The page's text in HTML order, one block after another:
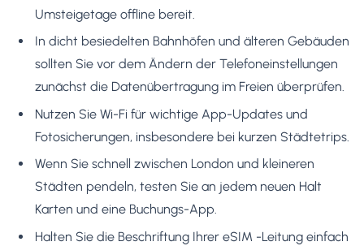
Umsteigetage offline bereit.
In dicht besiedelten Bahnhöfen und älteren Gebäuden
sollten Sie vor dem Ändern der Telefoneinstellungen
zunächst die Datenübertragung im Freien überprüfen.
Nutzen Sie Wi-Fi für wichtige App-Updates und
Fotosicherungen, insbesondere bei kurzen Städtetrips.
Wenn Sie schnell zwischen London und kleineren
Städten pendeln, testen Sie an jedem neuen Halt
Karten und eine Buchungs-App.
Halten Sie die Beschriftung Ihrer eSIM -Leitung einfach